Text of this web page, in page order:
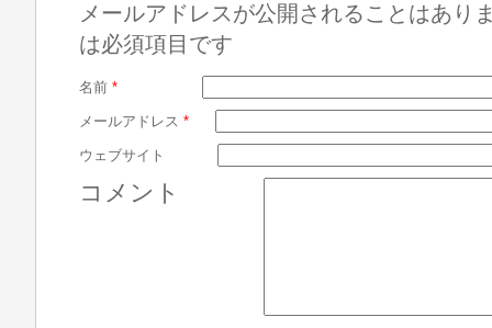
メールアドレスが公開されることはあり
は必須項目です
名前 *
メールアドレス *
ウェブサイト
コメント